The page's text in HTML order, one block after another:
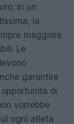
In un
la
maggiore
Le
garantire
di
vorrebbe
ogni atleta